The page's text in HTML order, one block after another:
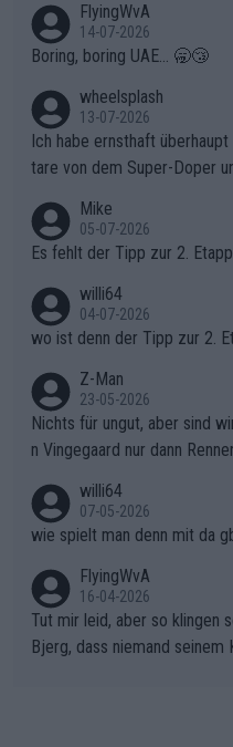
FlyingWvA
14-07-2026
Boring, boring UAE... 🥱😴
wheelsplash
13-07-2026
Ich habe ernsthaft
tare von dem Super-Doper
r die gehört nicht in dieses
Mike
05-07-2026
Es fehlt der Tipp zur 2.
willi64
04-07-2026
wo ist denn der Tipp zur 2.
Z-Man
23-05-2026
Nichts für ungut, aber sind
n Vingegaard nur dann
willi64
07-05-2026
wie spielt man denn mit da
FlyingWvA
16-04-2026
Tut mir leid, aber so klingen
Bjerg, dass niemand